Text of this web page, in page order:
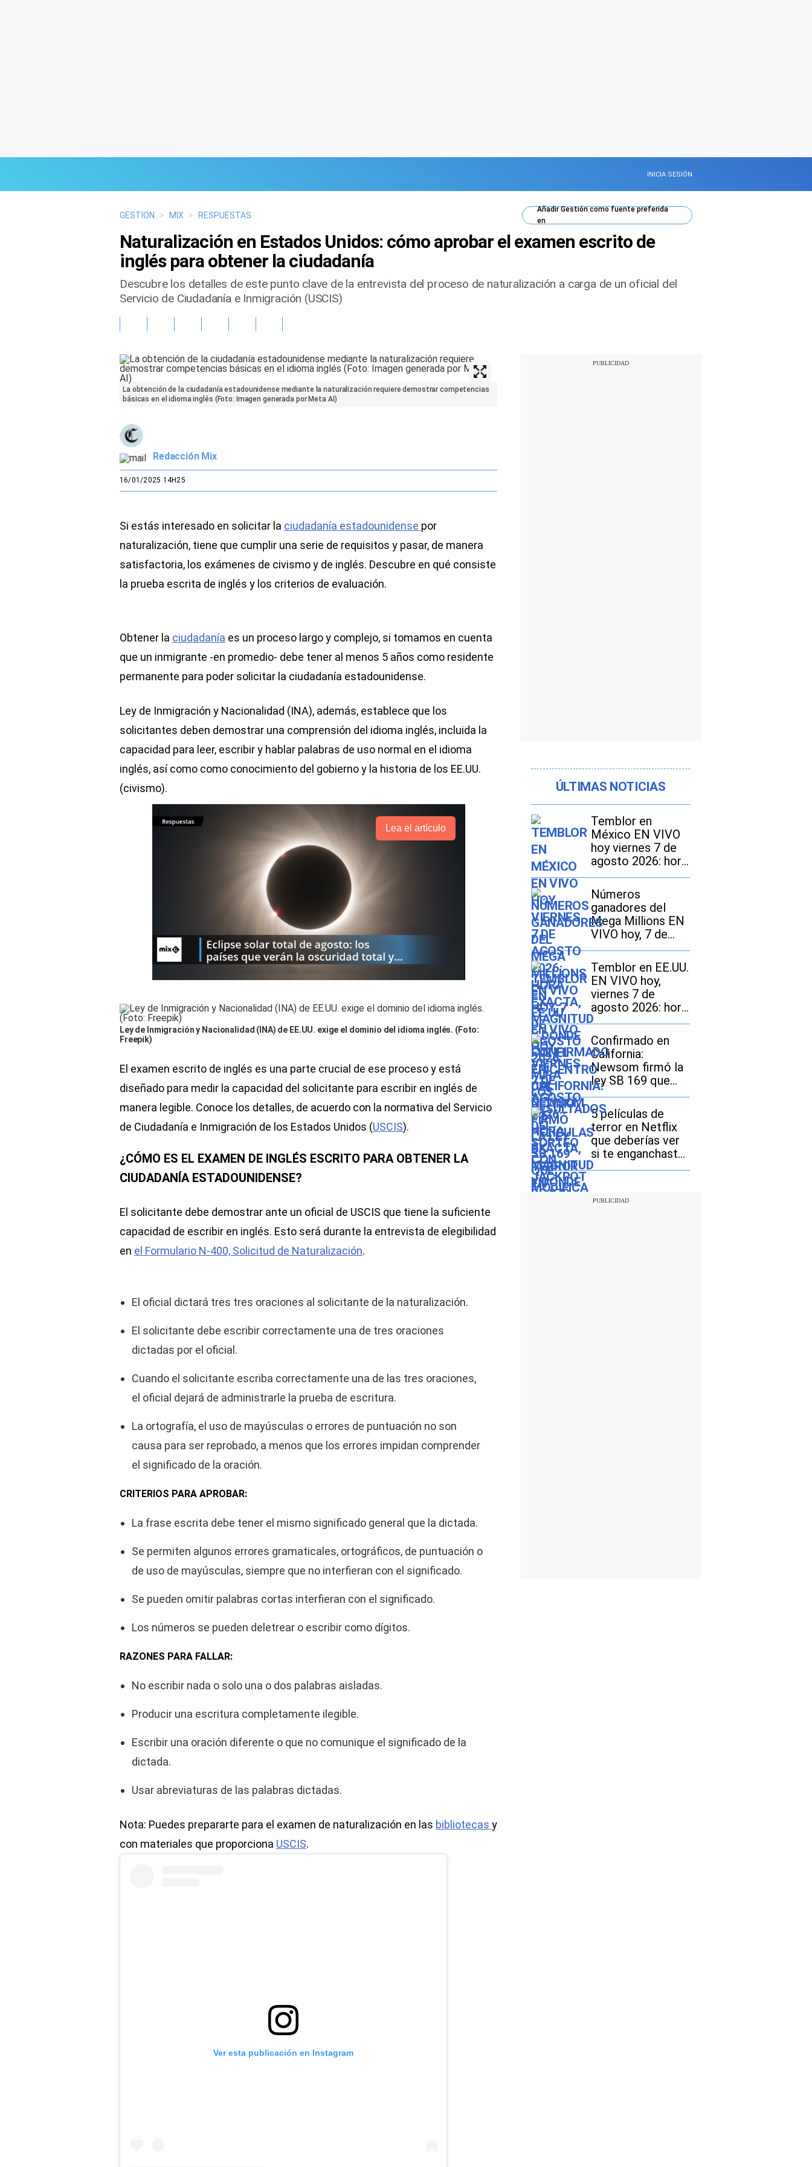
INICIA SESIÓN
GESTION > MIX > RESPUESTAS
AñadirGestióncomo fuente preferida
en
Naturalización en Estados Unidos: cómo aprobar el examen escrito de
inglés para obtener la ciudadanía
Descubre los detalles de este punto clave de la entrevista del proceso de naturalización a carga de un oficial del
Servicio de Ciudadanía e Inmigración (USCIS)
La obtención de la ciudadanía estadounidense mediante la naturalización requiere demostrar competencias
básicas en el idioma inglés (Foto: Imagen generada por Meta AI)
Redacción Mix
16/01/2025 14H25
Si estás interesado en solicitar la ciudadanía estadounidense por
naturalización, tiene que cumplir una serie de requisitos y pasar, de manera
satisfactoria, los exámenes de civismo y de inglés. Descubre en qué consiste
la prueba escrita de inglés y los criterios de evaluación.
Obtener la ciudadanía es un proceso largo y complejo, si tomamos en cuenta
que un inmigrante -en promedio- debe tener al menos 5 años como residente
permanente para poder solicitar la ciudadanía estadounidense.
Ley de Inmigración y Nacionalidad (INA), además, establece que los
solicitantes deben demostrar una comprensión del idioma inglés, incluida la
capacidad para leer, escribir y hablar palabras de uso normal en el idioma
inglés, así como como conocimiento del gobierno y la historia de los EE.UU.
(civismo).
Lea el artículo
Ley de Inmigración y Nacionalidad (INA) de EE.UU. exige el dominio del idioma inglés. (Foto:
Freepik)
El examen escrito de inglés es una parte crucial de ese proceso y está
diseñado para medir la capacidad del solicitante para escribir en inglés de
manera legible. Conoce los detalles, de acuerdo con la normativa del Servicio
de Ciudadanía e Inmigración de los Estados Unidos (USCIS).
¿CÓMO ES EL EXAMEN DE INGLÉS ESCRITO PARA OBTENER LA
CIUDADANÍA ESTADOUNIDENSE?
El solicitante debe demostrar ante un oficial de USCIS que tiene la suficiente
capacidad de escribir en inglés. Esto será durante la entrevista de elegibilidad
en el Formulario N-400, Solicitud de Naturalización.
El oficial dictará tres tres oraciones al solicitante de la naturalización.
El solicitante debe escribir correctamente una de tres oraciones
dictadas por el oficial.
Cuando el solicitante escriba correctamente una de las tres oraciones,
el oficial dejará de administrarle la prueba de escritura.
La ortografía, el uso de mayúsculas o errores de puntuación no son
causa para ser reprobado, a menos que los errores impidan comprender
el significado de la oración.
CRITERIOS PARA APROBAR:
La frase escrita debe tener el mismo significado general que la dictada.
Se permiten algunos errores gramaticales, ortográficos, de puntuación o
de uso de mayúsculas, siempre que no interfieran con el significado.
Se pueden omitir palabras cortas interfieran con el significado.
Los números se pueden deletrear o escribir como dígitos.
RAZONES PARA FALLAR:
No escribir nada o solo una o dos palabras aisladas.
Producir una escritura completamente ilegible.
Escribir una oración diferente o que no comunique el significado de la
dictada.
Usar abreviaturas de las palabras dictadas.
Nota: Puedes prepararte para el examen de naturalización en las bibliotecas y
con materiales que proporciona USCIS.
Ver esta publicación en Instagram
ÚLTIMAS NOTICIAS
Temblor en
México EN VIVO
hoy viernes 7 de
agosto 2026: hora
exacta, magnitud y
dónde fue el
epicentro del
último
Números
ganadores del
Mega Millions EN
VIVO hoy, 7 de
agosto 2026: mira
los resultados del
sorteo con
jackpot de $70
millones en EE.UU.
Temblor en EE.UU.
EN VIVO hoy,
viernes 7 de
agosto 2026: hora
exacta, magnitud y
dónde fue el
epicentro del
último sismo
Confirmado en
California:
Newsom firmó la
ley SB 169 que
modifica el
acceso a las
licencias de
conducir
5 películas de
terror en Netflix
que deberías ver
si te enganchaste
con “The Last